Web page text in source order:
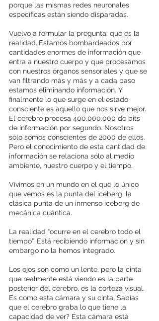
porque las mismas redes neuronales
específicas están siendo disparadas.
Vuelvo a formular la pregunta: qué es la
realidad. Estamos bombardeados por
cantidades enormes de información que
entra a nuestro cuerpo y que procesamos
con nuestros órganos sensoriales y que se
van filtrando más y más y a cada paso
estamos eliminando información. Y
finalmente lo que surge en el estado
consciente es aquello que nos sirve mejor.
El cerebro procesa 400.000.000 de bits
de información por segundo. Nosotros
sólo somos conscientes de 2000 de ellos.
Pero el conocimiento de esta cantidad de
información se relaciona sólo al medio
ambiente, nuestro cuerpo y el tiempo.
Vivimos en un mundo en el que lo único
que vemos es la punta del iceberg, la
clásica punta de un inmenso iceberg de
mecánica cuántica.
La realidad “ocurre en el cerebro todo el
tiempo”. Está recibiendo información y sin
embargo no la hemos integrado.
Los ojos son como un lente, pero la cinta
que realmente está viendo es la parte
posterior del cerebro, es la corteza visual.
Es como esta cámara y su cinta. Sabías
que el cerebro graba lo que tiene la
capacidad de ver? Ésta cámara está